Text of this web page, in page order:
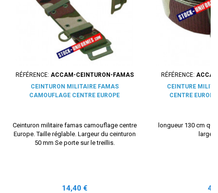
RÉFÉRENCE: ACCAM-CEINTURON-FAMAS
CEINTURON MILITAIRE FAMAS
CAMOUFLAGE CENTRE EUROPE
Ceinturon militaire famas camouflage centre
Europe. Taille réglable. Largeur du ceinturon
50 mm Se porte sur le treillis.
Prix
14,40 €
RÉFÉRENCE:
CEINTURE
CENTRE
longueur 130 cm